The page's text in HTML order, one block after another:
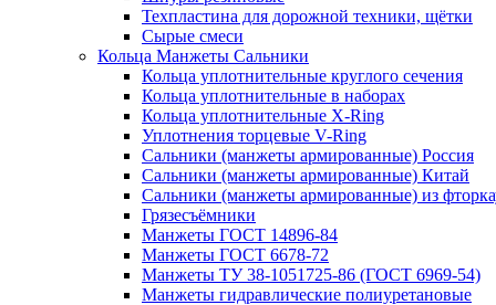
Техпластина для дорожной техники, щётки
Сырые смеси
Кольца Манжеты Сальники
Кольца уплотнительные круглого сечения
Кольца уплотнительные в наборах
Кольца уплотнительные Х-Ring
Уплотнения торцевые V-Ring
Сальники (манжеты армированные) Россия
Сальники (манжеты армированные) Китай
Сальники (манжеты армированные) из
Грязесъёмники
Манжеты ГОСТ 14896-84
Манжеты ГОСТ 6678-72
Манжеты ТУ 38-1051725-86 (ГОСТ 6969-54)
Манжеты гидравлические полиуретановые